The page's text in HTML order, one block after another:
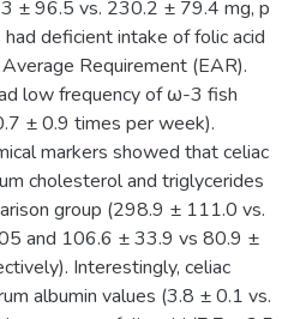
± 96.5 vs. 230.2 ± 79.4 mg, p
deficient intake of folic acid
Requirement (EAR).
low frequency of ω-3 fish
± 0.9 times per week).
markers showed that celiac
cholesterol and triglycerides
group (298.9 ± 111.0 vs.
and 106.6 ± 33.9 vs 80.9 ±
Interestingly, celiac
albumin values (3.8 ± 0.1 vs.